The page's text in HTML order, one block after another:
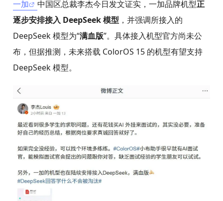
一加 中国区总裁李杰今日发文证实，一加品牌机型正
逐步安排接入 DeepSeek 模型 ，并强调所接入的
DeepSeek 模型为“满血版”。具体接入机型官方尚未公
布，但据推测，未来搭载 ColorOS 15 的机型有望支持
DeepSeek 模型。